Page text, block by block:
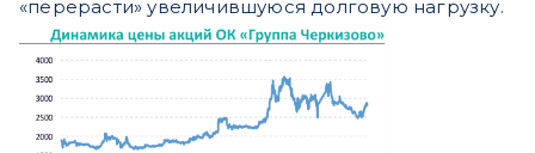
«перерасти» увеличившуюся долговую нагрузку.